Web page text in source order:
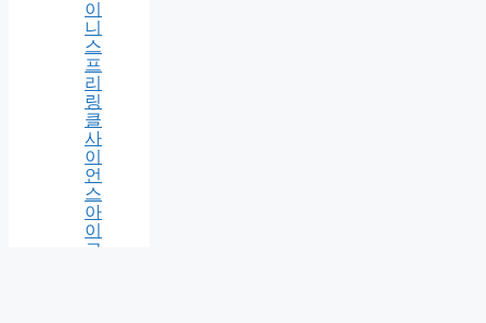
페
베
이
커
리 4
단
의
이
니
스
프
리
링